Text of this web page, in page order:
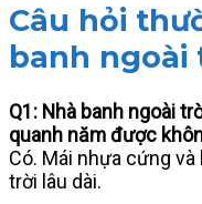
Câu hỏi
banh ngoài
Q1: Nhà banh ngoài
quanh năm được
Có. Mái nhựa cứng
trời lâu dài.